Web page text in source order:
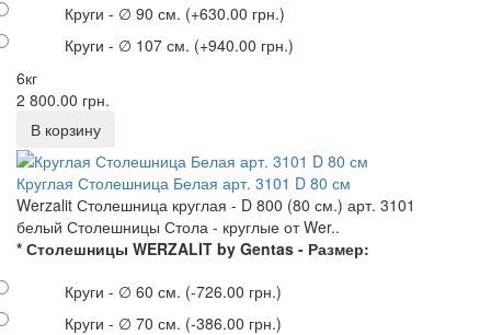
Круги - ∅ 90 см. (+630.00 грн.)
Круги - ∅ 107 см. (+940.00 грн.)
6кг
2 800.00 грн.
Круглая Столешница Белая арт. 3101 D 80 см
Werzalit Столешница круглая - D 800 (80 см.) арт. 3101
белый Столешницы Стола - круглые от Wer..
* Столешницы WERZALIT by Gentas - Размер:
Круги - ∅ 60 см. (-726.00 грн.)
Круги - ∅ 70 см. (-386.00 грн.)